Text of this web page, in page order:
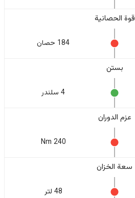
قوة الحصانية
184 حصان
بستن
4 سلندر
عزم الدوران
240 Nm
سعة الخزان
48 لتر